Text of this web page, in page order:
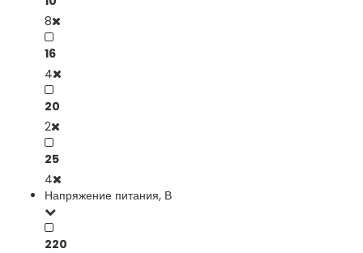
8
16
4
20
2
25
4
Напряжение питания, В
220